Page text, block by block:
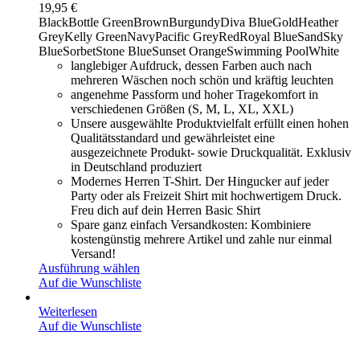
19,95 €
BlackBottle GreenBrownBurgundyDiva BlueGoldHeather
GreyKelly GreenNavyPacific GreyRedRoyal BlueSandSky
BlueSorbetStone BlueSunset OrangeSwimming PoolWhite
langlebiger Aufdruck, dessen Farben auch nach
mehreren Wäschen noch schön und kräftig leuchten
angenehme Passform und hoher Tragekomfort in
verschiedenen Größen (S, M, L, XL, XXL)
Unsere ausgewählte Produktvielfalt erfüllt einen hohen
Qualitätsstandard und gewährleistet eine
ausgezeichnete Produkt- sowie Druckqualität. Exklusiv
in Deutschland produziert
Modernes Herren T-Shirt. Der Hingucker auf jeder
Party oder als Freizeit Shirt mit hochwertigem Druck.
Freu dich auf dein Herren Basic Shirt
Spare ganz einfach Versandkosten: Kombiniere
kostengünstig mehrere Artikel und zahle nur einmal
Versand!
Ausführung wählen
Auf die Wunschliste
Weiterlesen
Auf die Wunschliste